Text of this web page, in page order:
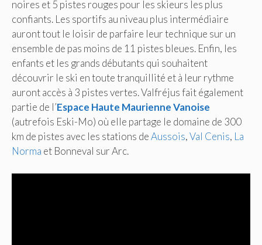
noires et 5 pistes rouges pour les skieurs les plus
confiants. Les sportifs au niveau plus intermédiaire
auront tout le loisir de parfaire leur technique sur un
ensemble de pas moins de 11 pistes bleues. Enfin, les
enfants et les grands débutants qui souhaitent
découvrir le ski en toute tranquillité et à leur rythme
auront accès à 3 pistes vertes. Valfréjus fait également
partie de l’Espace Haute Maurienne Vanoise
(autrefois Eski-Mo) où elle partage le domaine de 300
km de pistes avec les stations deAussois,Val Cenis, La
Norma et Bonneval sur Arc.